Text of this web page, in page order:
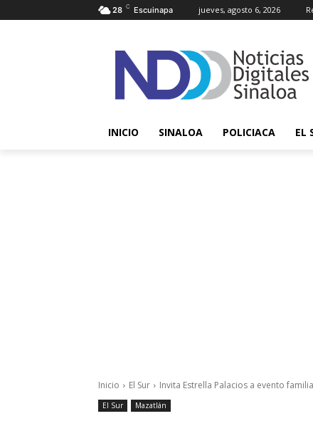
28 C Escuinapa jueves, agosto 6, 2026
INICIO SINALOA POLICIACA EL
Inicio El Sur Invita Estrella Palacios a evento
El Sur Mazatlán